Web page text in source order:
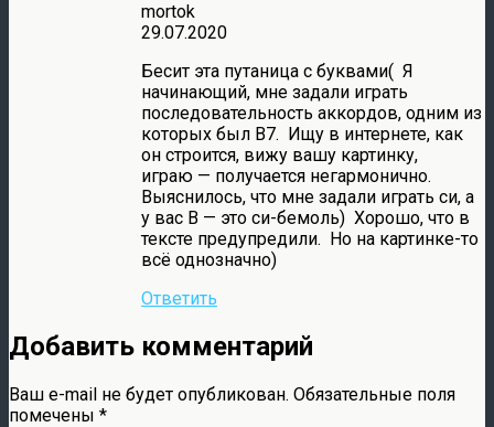
mortok
29.07.2020
Бесит эта путаница с буквами( Я
начинающий, мне задали играть
последовательность аккордов, одним из
которых был В7. Ищу в интернете, как
он строится, вижу вашу картинку,
играю — получается негармонично.
Выяснилось, что мне задали играть си, а
у вас В — это си-бемоль) Хорошо, что в
тексте предупредили. Но на картинке-то
всё однозначно)
Ответить
Добавить комментарий
Ваш e-mail не будет опубликован. Обязательные поля
помечены *